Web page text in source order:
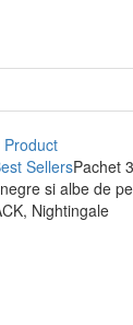
Product
SellersPachet
si albe de
Nightingale